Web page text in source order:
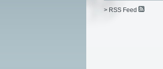
> RSS Feed